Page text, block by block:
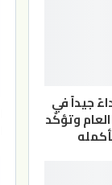
جيداً في
وتؤكّد